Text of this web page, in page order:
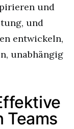
und
und
entwickeln,
unabhängig
Teams